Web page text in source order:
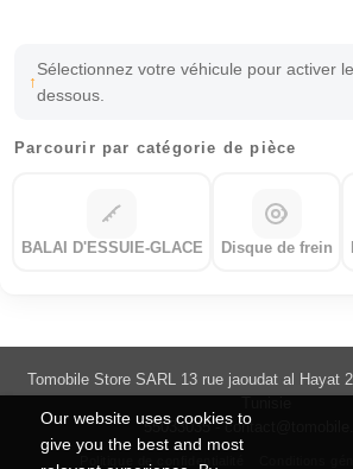
Our website uses cookies to
give you the best and most
Sélectionnez votre véhicule pour activer
dessous.
Parcourir par catégorie de pièce
BALAI D'ESSUIE-GLACE Disque de frein
Tomobile Store SARL 13 rue jaoudat al Hayat
55033035 -